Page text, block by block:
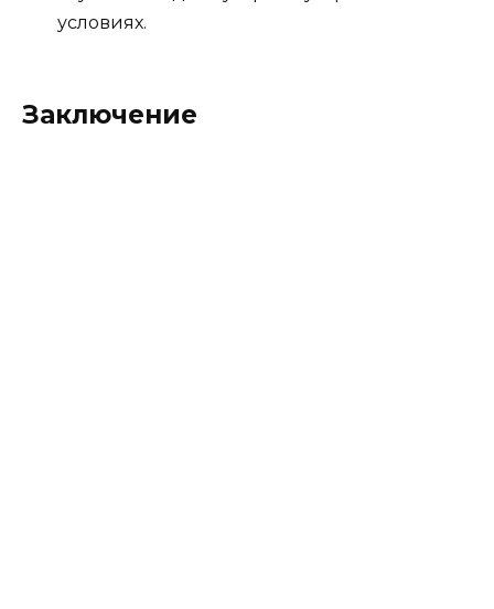
условиях.
Заключение